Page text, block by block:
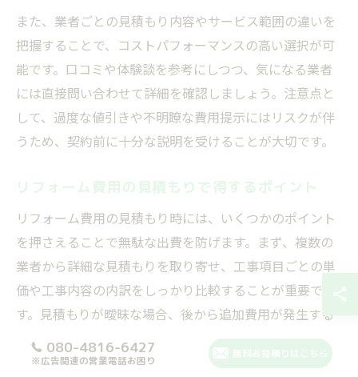
また、業者ごとの見積もり内容やサービス範囲の違いを
把握することで、コストパフォーマンスの高い選択が可
能です。口コミや体験談を参考にしつつ、気になる業者
には直接問い合わせて詳細を確認しましょう。注意点と
して、過度な値引きや不明瞭な費用提示にはリスクが伴
うため、契約前に十分な説明を受けることが大切です。
リフォーム費用の見積もりで得するポイント
リフォーム費用の見積もり時には、いくつかのポイント
を押さえることで無駄な出費を防げます。まず、複数の
業者から詳細な見積もりを取り寄せ、工事項目ごとの単
価や工事内容の内訳をしっかり比較することが重要で
す。見積もりが曖昧な場合、後から追加費用が発生する
リスクがあるため注意が必要です。
また、見積もり時に「セット割引」や「早期契約特典」
080-4816-6427
※広告関連の営業電話お困り
無料お見積りはこちら